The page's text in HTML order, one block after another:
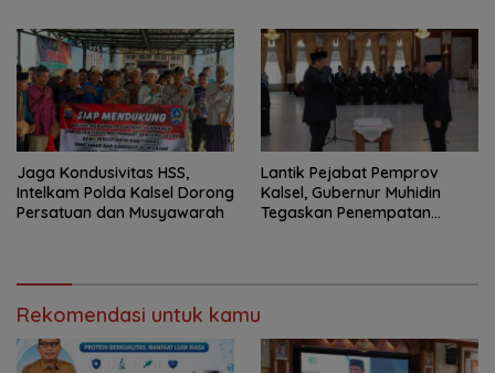
Jaga Kondusivitas HSS,
Intelkam Polda Kalsel Dorong
Persatuan dan Musyawarah
Lantik Pejabat Pemprov
Kalsel, Gubernur Muhidin
Tegaskan Penempatan
Rekomendasi untuk kamu